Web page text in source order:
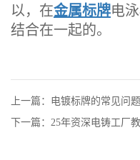
以，在金属标牌电
结合在一起的。
上一篇：电镀标牌的常见问
下一篇：25年资深电铸工厂